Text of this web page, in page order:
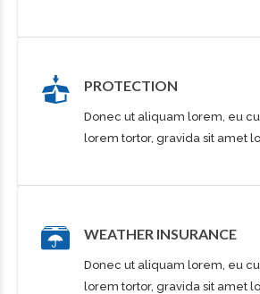
PROTECTION
Donec ut aliquam lorem, eu
lorem tortor, gravida sit amet
WEATHER INSURANCE
Donec ut aliquam lorem, eu
lorem tortor, gravida sit amet